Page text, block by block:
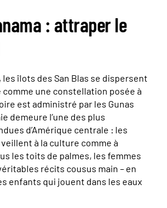
: attraper le
les îlots des San Blas se dispersent
une constellation posée à
est administré par les Gunas
demeure l’une des plus
d’Amérique centrale : les
à la culture comme à
les toits de palmes, les femmes
récits cousus main – en
enfants qui jouent dans les eaux